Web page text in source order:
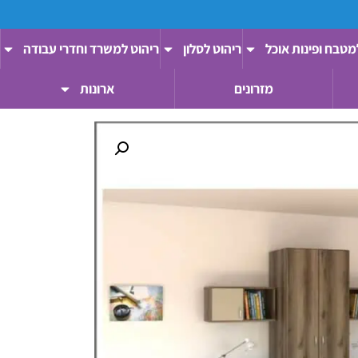
ופינות אוכל ריהוט לסלון ריהוט למשרד וחדרי עבודה
מזרונים ארונות